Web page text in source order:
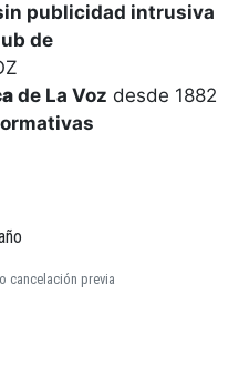
publicidad intrusiva
de
de La Voz desde 1882
cancelación previa